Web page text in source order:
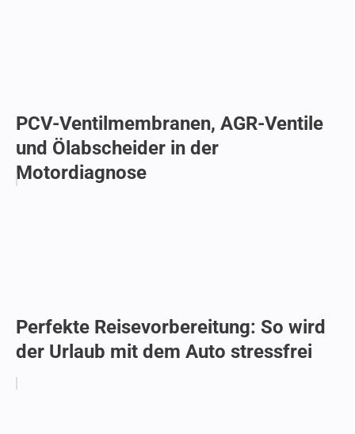
PCV-Ventilmembranen, AGR-Ventile
und Ölabscheider in der
Motordiagnose
Perfekte Reisevorbereitung: So wird
der Urlaub mit dem Auto stressfrei